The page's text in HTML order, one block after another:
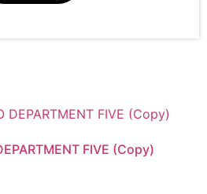
FIVE (Copy)